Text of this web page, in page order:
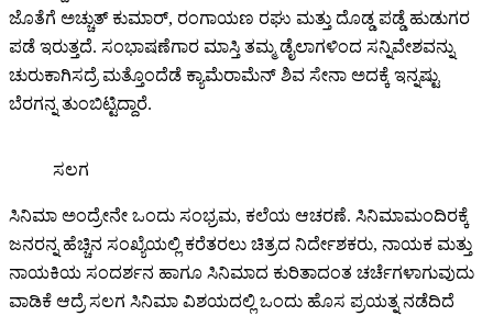
ಜೊತೆಗೆ ಅಚ್ಚುತ್ ಕುಮಾರ್, ರಂಗಾಯಣ ರಘು ಮತ್ತು ದೊಡ್ಡ ಪಡ್ಡೆ ಹುಡುಗರ
ಪಡೆ ಇರುತ್ತದೆ. ಸಂಭಾಷಣೆಗಾರ ಮಾಸ್ತಿ ತಮ್ಮ ಡೈಲಾಗಳಿಂದ ಸನ್ನಿವೇಶವನ್ನು
ಚುರುಕಾಗಿಸದ್ರೆ ಮತ್ತೊಂದೆಡೆ ಕ್ಯಾಮೆರಾಮೆನ್ ಶಿವ ಸೇನಾ ಅದಕ್ಕೆ ಇನ್ನಷ್ಟು
ಬೆರಗನ್ನ ತುಂಬಿಟ್ಟಿದ್ದಾರೆ.
ಸಲಗ
ಸಿನಿಮಾ ಅಂದ್ರೇನೇ ಒಂದು ಸಂಭ್ರಮ, ಕಲೆಯ ಆಚರಣೆ. ಸಿನಿಮಾಮಂದಿರಕ್ಕೆ
ಜನರನ್ನ ಹೆಚ್ಚಿನ ಸಂಖ್ಯೆಯಲ್ಲಿ ಕರೆತರಲು ಚಿತ್ರದ ನಿರ್ದೇಶಕರು, ನಾಯಕ ಮತ್ತು
ನಾಯಕಿಯ ಸಂದರ್ಶನ ಹಾಗೂ ಸಿನಿಮಾದ ಕುರಿತಾದಂತ ಚರ್ಚೆಗಳಾಗುವುದು
ವಾಡಿಕೆ ಆದ್ರೆ ಸಲಗ ಸಿನಿಮಾ ವಿಶಯದಲ್ಲಿ ಒಂದು ಹೊಸ ಪ್ರಯತ್ನ ನಡೆದಿದೆ